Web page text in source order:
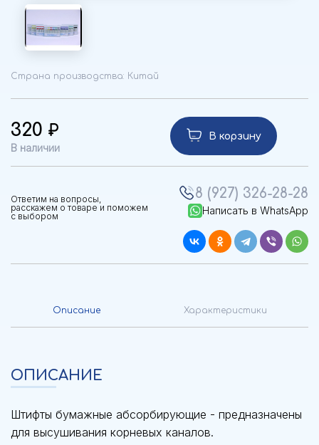
Страна производства: Китай
320
В наличии
В корзину
Ответим на вопросы,
расскажем о товаре и поможем
с выбором
8 (927) 326-28-28
Написать в WhatsApp
Описание Характеристики
ОПИСАНИЕ
Штифты бумажные абсорбирующие - предназначены
для высушивания корневых каналов.